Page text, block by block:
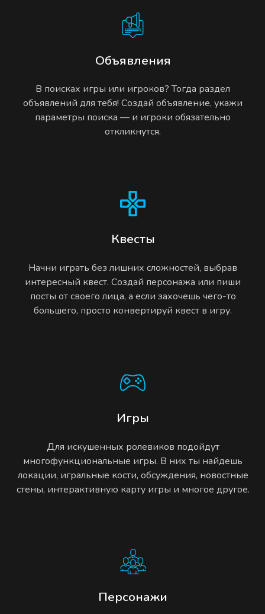
Объявления
В поисках игры или игроков? Тогда раздел
объявлений для тебя! Создай объявление, укажи
параметры поиска — и игроки обязательно
откликнутся.
Квесты
Начни играть без лишних сложностей, выбрав
интересный квест. Создай персонажа или пиши
посты от своего лица, а если захочешь чего-то
большего, просто конвертируй квест в игру.
Игры
Для искушенных ролевиков подойдут
многофункциональные игры. В них ты найдешь
локации, игральные кости, обсуждения, новостные
стены, интерактивную карту игры и многое другое.
Персонажи